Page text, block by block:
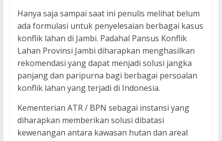
Hanya saja sampai saat ini penulis melihat belum
ada formulasi untuk penyelesaian berbagai kasus
konflik lahan di Jambi. Padahal Pansus Konflik
Lahan Provinsi Jambi diharapkan menghasilkan
rekomendasi yang dapat menjadi solusi jangka
panjang dan paripurna bagi berbagai persoalan
konflik lahan yang terjadi di Indonesia.
Kementerian ATR / BPN sebagai instansi yang
diharapkan memberikan solusi dibatasi
kewenangan antara kawasan hutan dan areal